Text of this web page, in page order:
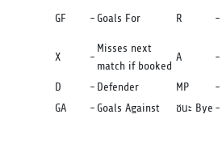
GF
-Goals For R -
X
-
Misses next
match if booked
A -
D
-Defender MP -
GA
-Goals Against ชนะ Bye-